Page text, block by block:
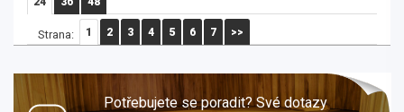
Strana: 1 2 3 4 5 6 7 >>
Potřebujete se poradit? Své dotazy